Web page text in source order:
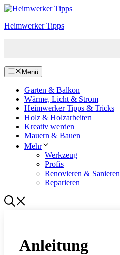
Zum
springen
Heimwerker Tipps
Menü
Garten & Balkon
Wärme, Licht & Strom
Heimwerker Tipps & Tricks
Holz & Holzarbeiten
Kreativ werden
Mauern & Bauen
Mehr
Werkzeug
Profis
Renovieren & Sanieren
Reparieren
Anleitung